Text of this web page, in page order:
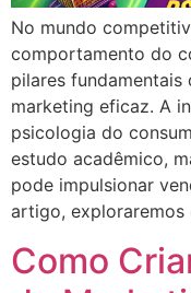
No mundo
comportamento do
pilares
marketing eficaz. A
psicologia do
estudo acadêmico,
pode impulsionar
artigo,
Como